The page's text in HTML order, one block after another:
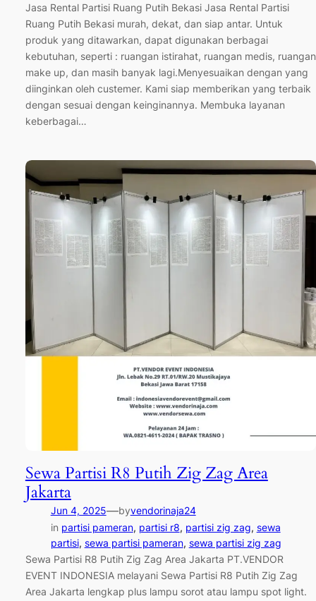
Jasa Rental Partisi Ruang Putih Bekasi Jasa Rental Partisi
Ruang Putih Bekasi murah, dekat, dan siap antar. Untuk
produk yang ditawarkan, dapat digunakan berbagai
kebutuhan, seperti : ruangan istirahat, ruangan medis, ruangan
make up, dan masih banyak lagi.Menyesuaikan dengan yang
diinginkan oleh custemer. Kami siap memberikan yang terbaik
dengan sesuai dengan keinginannya. Membuka layanan
keberbagai…
Sewa Partisi R8 Putih Zig Zag Area
Jakarta
Jun 4, 2025—byvendorinaja24
in partisi pameran, partisi r8, partisi zig zag, sewa
partisi, sewa partisi pameran, sewa partisi zig zag
Sewa Partisi R8 Putih Zig Zag Area Jakarta PT.VENDOR
EVENT INDONESIA melayani Sewa Partisi R8 Putih Zig Zag
Area Jakarta lengkap plus lampu sorot atau lampu spot light.